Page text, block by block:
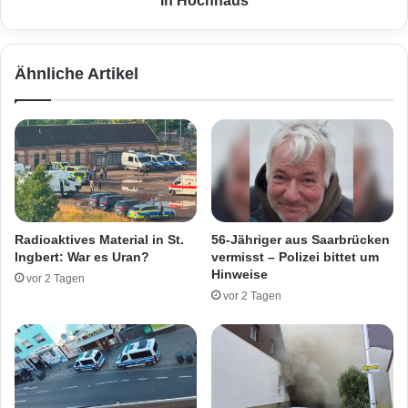
e
o
r
G
r
u
d
s
c
l
e
a
n
e
e
h
r
r
e
t
t
e
w
o
h
n
Ähnliche Artikel
Radioaktives Material in St.
Ingbert: War es Uran?
vor 2 Tagen
56-Jähriger aus Saarbrücken
vermisst – Polizei bittet um
Hinweise
vor 2 Tagen